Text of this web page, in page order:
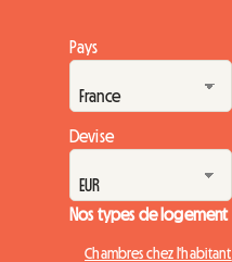
Pays
Devise
Nos types de logement
Chambres chez l'habitant